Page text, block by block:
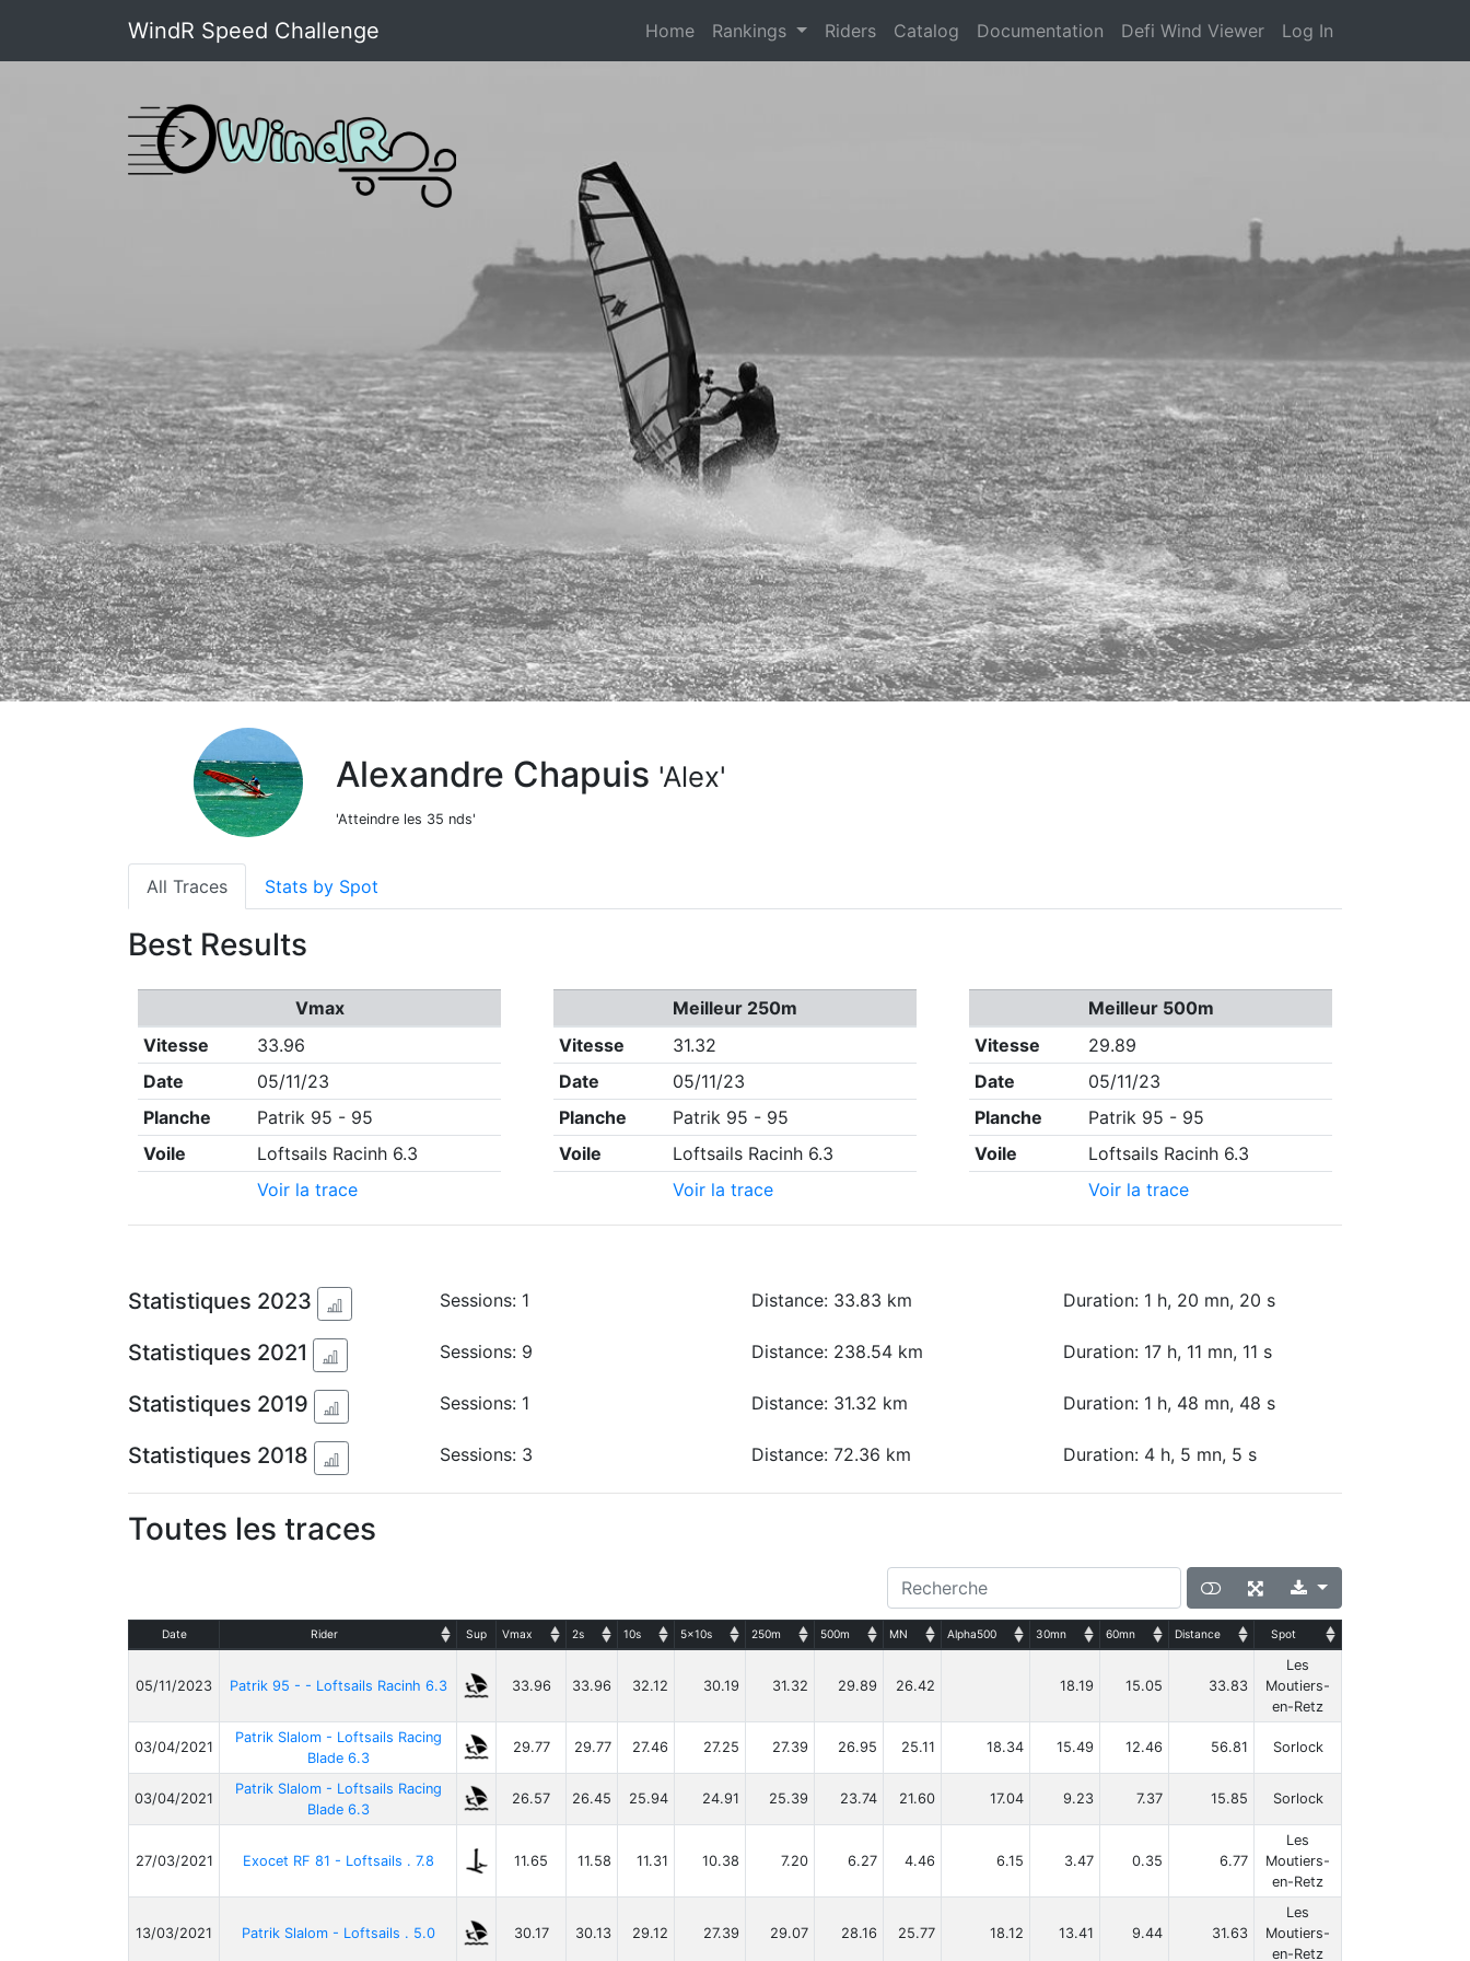
WindR Speed Challenge Home(current)
Rankings Riders Catalog Documentation Defi Wind Viewer Log In
Alexandre Chapuis 'Alex'
'Atteindre les 35 nds'
All Traces Stats by Spot
Best Results
Vmax
Vitesse
33.96
Date
05/11/23
Planche
Patrik 95 - 95
Voile
Loftsails Racinh 6.3
Voir la trace
Meilleur 250m
Vitesse
31.32
Date
05/11/23
Planche
Patrik 95 - 95
Voile
Loftsails Racinh 6.3
Voir la trace
Meilleur 500m
Vitesse
29.89
Date
05/11/23
Planche
Patrik 95 - 95
Voile
Loftsails Racinh 6.3
Voir la trace
Statistiques 2023 Sessions: 1 Distance: 33.83 km Duration: 1 h, 20 mn, 20 s
Statistiques 2021 Sessions: 9 Distance: 238.54 km Duration: 17 h, 11 mn, 11 s
Statistiques 2019 Sessions: 1 Distance: 31.32 km Duration: 1 h, 48 mn, 48 s
Statistiques 2018 Sessions: 3 Distance: 72.36 km Duration: 4 h, 5 mn, 5 s
Toutes les traces
Date Rider Sup Vmax 2s 10s 5x10s 250m 500m MN Alpha500 30mn 60mn Distance Spot
05/11/2023 Patrik 95 - - Loftsails Racinh 6.3 33.96 33.96 32.12 30.19 31.32 29.89 26.42 18.19 15.05 33.83
Les
Moutiers-
en-Retz
03/04/2021
Patrik Slalom - Loftsails Racing
Blade 6.3
29.77 29.77 27.46 27.25 27.39 26.95 25.11 18.34 15.49 12.46 56.81 Sorlock
03/04/2021
Patrik Slalom - Loftsails Racing
Blade 6.3
26.57 26.45 25.94 24.91 25.39 23.74 21.60 17.04 9.23 7.37 15.85 Sorlock
27/03/2021 Exocet RF 81 - Loftsails . 7.8 11.65 11.58 11.31 10.38 7.20 6.27 4.46 6.15 3.47 0.35 6.77
Les
Moutiers-
en-Retz
13/03/2021 Patrik Slalom - Loftsails . 5.0 30.17 30.13 29.12 27.39 29.07 28.16 25.77 18.12 13.41 9.44 31.63
Les
Moutiers-
en-Retz